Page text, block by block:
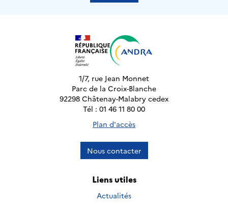
1/7, rue Jean Monnet
Parc de la Croix-Blanche
92298 Châtenay-Malabry cedex
Tél : 01 46 11 80 00
Plan d'accès
Nous contacter
Liens utiles
Actualités